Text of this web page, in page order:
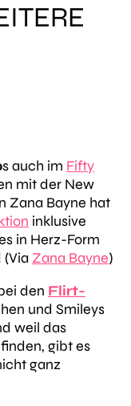
s auch im Fifty
mit der New
Zana Bayne hat
inklusive
in Herz-Form
Zana Bayne)
den Flirt-
und Smileys
weil das
gibt es
ganz